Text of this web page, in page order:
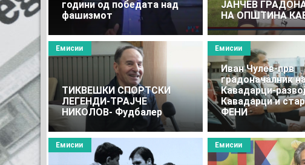
години од победата над
фашизмот
ЈАНЧЕВ
НА ОПШТИНА
ТИКВЕШКИ СПОРТСКИ
ЛЕГЕНДИ-ТРАЈЧЕ
НИКОЛОВ- Фудбалер
Емисии
Иван Чулев-прв
градоначалник
Кавадарци-
Кавадарци и
ФЕНИ
Емисии
Емисии Емисии